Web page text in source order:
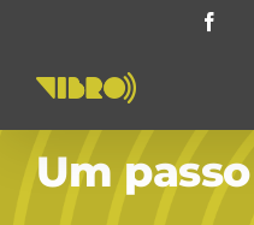
content
Um